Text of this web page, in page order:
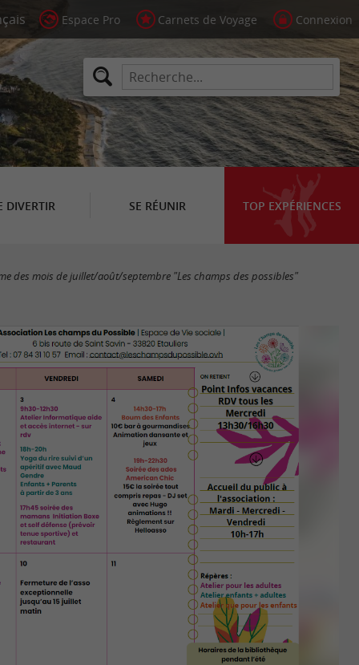
Espace Pro Carnets de Voyage Connexion
DIVERTIR SE RÉUNIR TOP EXPÉRIENCES
des mois de juillet/août/septembre "Les champs des possibles"